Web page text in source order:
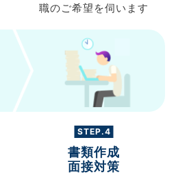
職のご希望を伺います
STEP.4
書類作成
面接対策